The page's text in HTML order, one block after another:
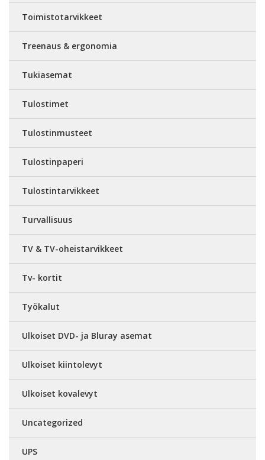
Toimistotarvikkeet
Treenaus & ergonomia
Tukiasemat
Tulostimet
Tulostinmusteet
Tulostinpaperi
Tulostintarvikkeet
Turvallisuus
TV & TV-oheistarvikkeet
Tv- kortit
Työkalut
Ulkoiset DVD- ja Bluray asemat
Ulkoiset kiintolevyt
Ulkoiset kovalevyt
Uncategorized
UPS